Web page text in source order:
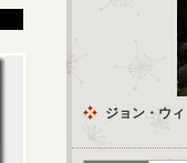
ジョン・ウ